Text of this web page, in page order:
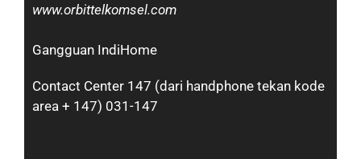
www.orbittelkomsel.com
Gangguan IndiHome
Contact Center 147 (dari handphone tekan kode
area + 147) 031-147